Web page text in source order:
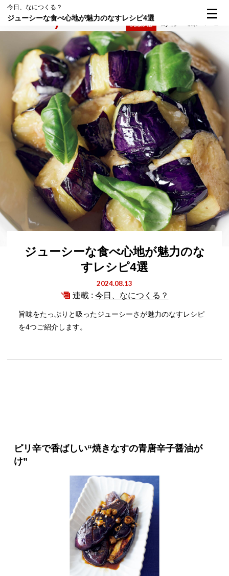
今日、なにつくる？
ジューシーな食べ心地が魅力のなすレシピ4選
ジューシーな食べ心地が魅力のな
すレシピ4選
2024.08.13
連載 : 今日、なにつくる？
旨味をたっぷりと吸ったジューシーさが魅力のなすレシピ
を4つご紹介します。
ピリ辛で香ばしい“焼きなすの青唐辛子醤油が
け”